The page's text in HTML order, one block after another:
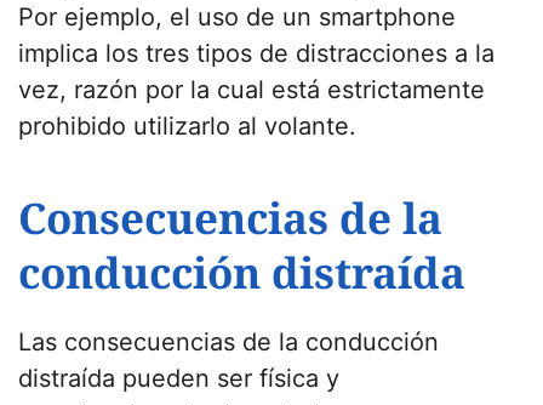
Por ejemplo, el uso de un smartphone
implica los tres tipos de distracciones a la
vez, razón por la cual está estrictamente
prohibido utilizarlo al volante.
Consecuencias de la
conducción distraída
Las consecuencias de la conducción
distraída pueden ser física y